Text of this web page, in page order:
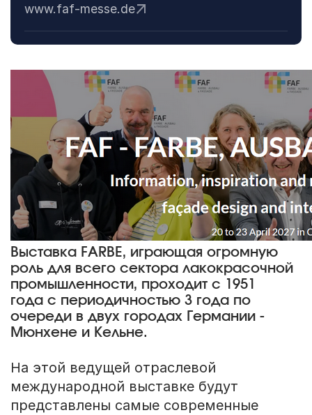
www.faf-messe.de
Выставка FARBE, играющая огромную
роль для всего сектора лакокрасочной
промышленности, проходит с 1951
года с периодичностью 3 года по
очереди в двух городах Германии -
Мюнхене и Кельне.
На этой ведущей отраслевой
международной выставке будут
представлены самые современные